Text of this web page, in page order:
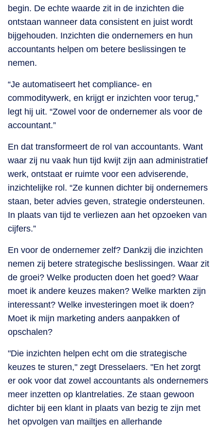
begin. De echte waarde zit in de inzichten die
ontstaan wanneer data consistent en juist wordt
bijgehouden. Inzichten die ondernemers en hun
accountants helpen om betere beslissingen te
nemen.
“Je automatiseert het compliance- en
commoditywerk, en krijgt er inzichten voor terug,”
legt hij uit. “Zowel voor de ondernemer als voor de
accountant.”
En dat transformeert de rol van accountants. Want
waar zij nu vaak hun tijd kwijt zijn aan administratief
werk, ontstaat er ruimte voor een adviserende,
inzichtelijke rol. “Ze kunnen dichter bij ondernemers
staan, beter advies geven, strategie ondersteunen.
In plaats van tijd te verliezen aan het opzoeken van
cijfers.”
En voor de ondernemer zelf? Dankzij die inzichten
nemen zij betere strategische beslissingen. Waar zit
de groei? Welke producten doen het goed? Waar
moet ik andere keuzes maken? Welke markten zijn
interessant? Welke investeringen moet ik doen?
Moet ik mijn marketing anders aanpakken of
opschalen?
"Die inzichten helpen echt om die strategische
keuzes te sturen," zegt Dresselaers. "En het zorgt
er ook voor dat zowel accountants als ondernemers
meer inzetten op klantrelaties. Ze staan gewoon
dichter bij een klant in plaats van bezig te zijn met
het opvolgen van mailtjes en allerhande